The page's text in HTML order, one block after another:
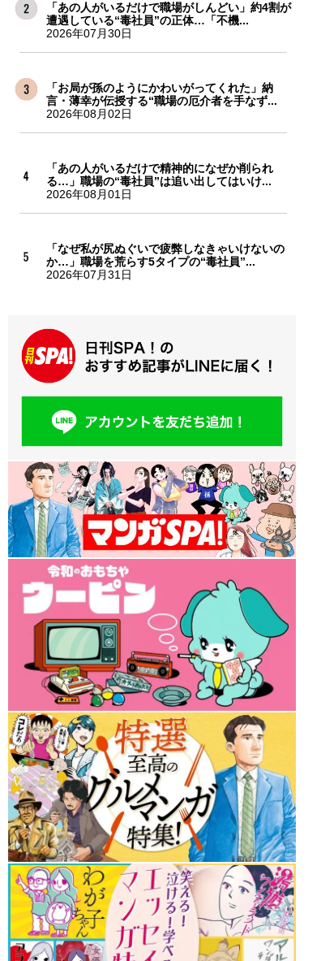
「あの人がいるだけで職場がしんどい」約4割が
遭遇している“毒社員”の正体…「不機...
2026年07月30日
「お局が孫のようにかわいがってくれた」納
言・薄幸が伝授する“職場の厄介者を手なず...
2026年08月02日
「あの人がいるだけで精神的になぜか削られ
る…」職場の“毒社員”は追い出してはいけ...
2026年08月01日
「なぜ私が尻ぬぐいで疲弊しなきゃいけないの
か…」職場を荒らす5タイプの“毒社員”...
2026年07月31日